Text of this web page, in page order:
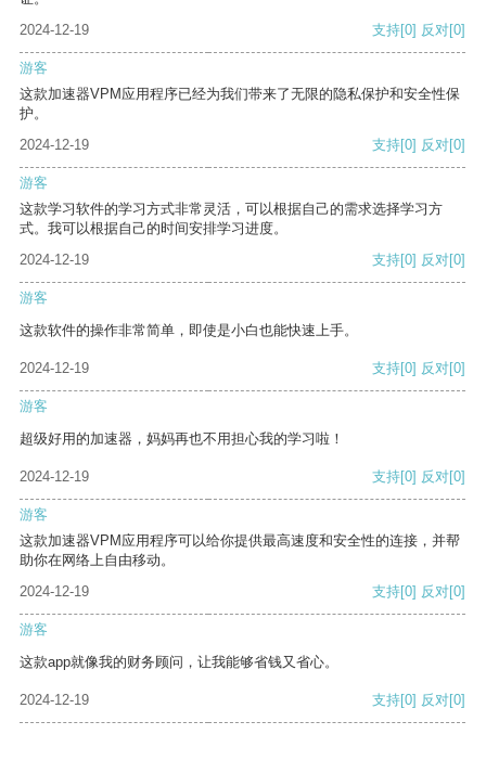
2024-12-19
支持[0] 反对[0]
游客
这款加速器VPM应用程序已经为我们带来了无限的隐私保护和安全性保
护。
2024-12-19
支持[0] 反对[0]
游客
这款学习软件的学习方式非常灵活，可以根据自己的需求选择学习方
式。我可以根据自己的时间安排学习进度。
2024-12-19
支持[0] 反对[0]
游客
这款软件的操作非常简单，即使是小白也能快速上手。
2024-12-19 支持[0] 反对[0]
游客
超级好用的加速器，妈妈再也不用担心我的学习啦！
2024-12-19 支持[0] 反对[0]
游客
这款加速器VPM应用程序可以给你提供最高速度和安全性的连接，并帮
助你在网络上自由移动。
2024-12-19
支持[0] 反对[0]
游客
这款app就像我的财务顾问，让我能够省钱又省心。
2024-12-19 支持[0] 反对[0]